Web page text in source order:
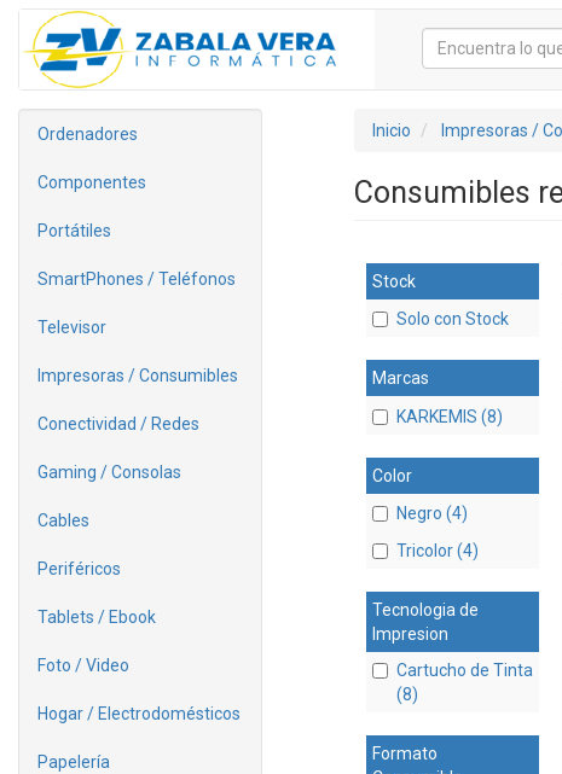
Ordenadores
Componentes
Portátiles
SmartPhones / Teléfonos
Televisor
Impresoras / Consumibles
Conectividad / Redes
Gaming / Consolas
Cables
Periféricos
Tablets / Ebook
Foto / Video
Hogar / Electrodomésticos
Papelería
Inicio Impresoras /
Consumibles
Stock
Solo con Stock
Marcas
KARKEMIS (8)
Color
Negro (4)
Tricolor (4)
Tecnologia de
Impresion
Cartucho de Tinta
(8)
Formato